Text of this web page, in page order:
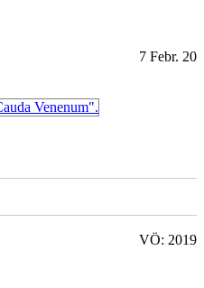
7 Febr. 20
VÖ: 2019